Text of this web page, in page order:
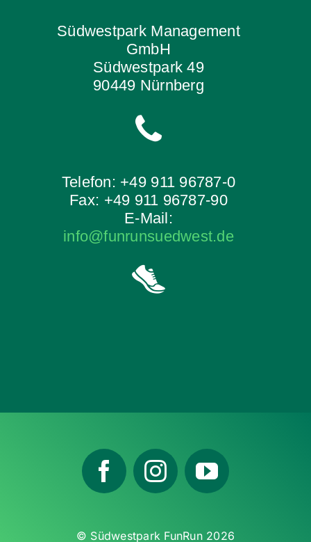
Südwestpark Management
GmbH
Südwestpark 49
90449 Nürnberg
Telefon: +49 911 96787-0
Fax: +49 911 96787-90
E-Mail:
info@funrunsuedwest.de
© Südwestpark FunRun 2026